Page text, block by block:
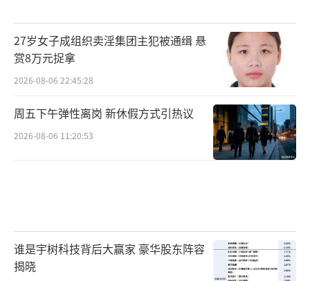
27岁女子成组织卖淫集团主犯被通缉 悬
赏8万元捉拿
2026-08-06 22:45:28
周五下午弹性离岗 新休假方式引热议
2026-08-06 11:20:53
谁是宇树科技背后大赢家 豪华股东阵容
揭晓